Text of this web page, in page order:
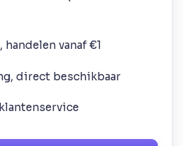
vanaf €1
direct beschikbaar